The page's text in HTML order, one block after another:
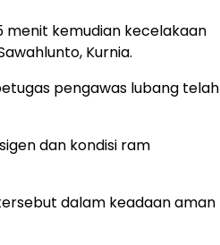
menit kemudian kecelakaan
Kurnia.
pengawas lubang telah
dan kondisi ram
dalam keadaan aman